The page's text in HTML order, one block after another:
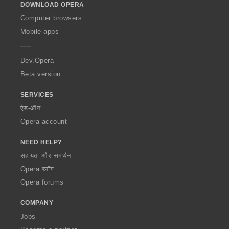
w
O
p
a
DOWNLOAD OPERA
Computer browsers
Mobile apps
Dev.Opera
Beta version
SERVICES
ऐड-ऑन
Opera account
NEED HELP?
सहायता और समर्थन
Opera ब्लॉग
Opera forums
COMPANY
Jobs